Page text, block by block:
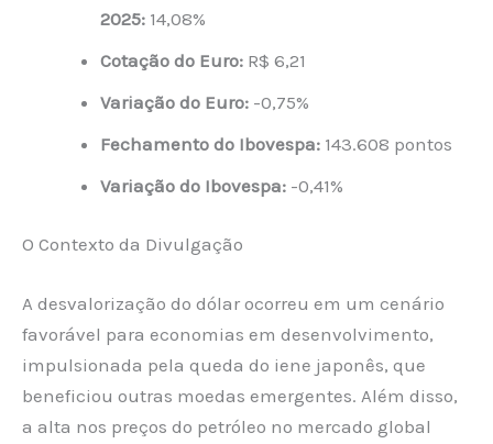
2025: 14,08%
Cotação do Euro: R$ 6,21
Variação do Euro: -0,75%
Fechamento do Ibovespa: 143.608 pontos
Variação do Ibovespa: -0,41%
O Contexto da Divulgação
A desvalorização do dólar ocorreu em um cenário
favorável para economias em desenvolvimento,
impulsionada pela queda do iene japonês, que
beneficiou outras moedas emergentes. Além disso,
a alta nos preços do petróleo no mercado global